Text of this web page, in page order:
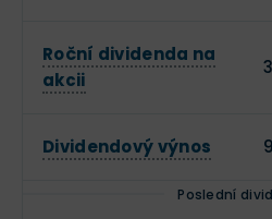
Roční dividenda na
akcii
Dividendový výnos
Poslední